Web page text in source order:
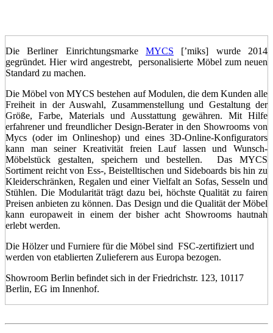
Die Berliner Einrichtungsmarke MYCS [’miks] wurde 2014
gegründet. Hier wird angestrebt, personalisierte Möbel zum neuen
Standard zu machen.
Die Möbel von MYCS bestehen auf Modulen, die dem Kunden alle
Freiheit in der Auswahl, Zusammenstellung und Gestaltung der
Größe, Farbe, Materials und Ausstattung gewähren. Mit Hilfe
erfahrener und freundlicher Design-Berater in den Showrooms von
Mycs (oder im Onlineshop) und eines 3D-Online-Konfigurators
kann man seiner Kreativität freien Lauf lassen und Wunsch-
Möbelstück gestalten, speichern und bestellen. Das MYCS
Sortiment reicht von Ess-, Beistelltischen und Sideboards bis hin zu
Kleiderschränken, Regalen und einer Vielfalt an Sofas, Sesseln und
Stühlen. Die Modularität trägt dazu bei, höchste Qualität zu fairen
Preisen anbieten zu können. Das Design und die Qualität der Möbel
kann europaweit in einem der bisher acht Showrooms hautnah
erlebt werden.
Die Hölzer und Furniere für die Möbel sind FSC-zertifiziert und
werden von etablierten Zulieferern aus Europa bezogen.
Showroom Berlin befindet sich in der Friedrichstr. 123, 10117
Berlin, EG im Innenhof.